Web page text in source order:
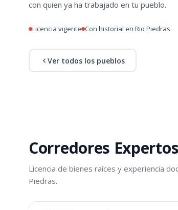
con quien ya ha trabajado en tu pueblo.
Licencia vigente Con historial en Rio Piedras
Ver todos los pueblos
Corredores
Licencia de bienes raíces y experiencia
Piedras.